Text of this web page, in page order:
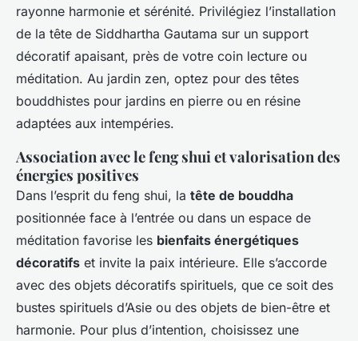
rayonne harmonie et sérénité. Privilégiez l’installation
de la tête de Siddhartha Gautama sur un support
décoratif apaisant, près de votre coin lecture ou
méditation. Au jardin zen, optez pour des têtes
bouddhistes pour jardins en pierre ou en résine
adaptées aux intempéries.
Association avec le feng shui et valorisation des
énergies positives
Dans l’esprit du feng shui, la tête de bouddha
positionnée face à l’entrée ou dans un espace de
méditation favorise les bienfaits énergétiques
décoratifs et invite la paix intérieure. Elle s’accorde
avec des objets décoratifs spirituels, que ce soit des
bustes spirituels d’Asie ou des objets de bien-être et
harmonie. Pour plus d’intention, choisissez une